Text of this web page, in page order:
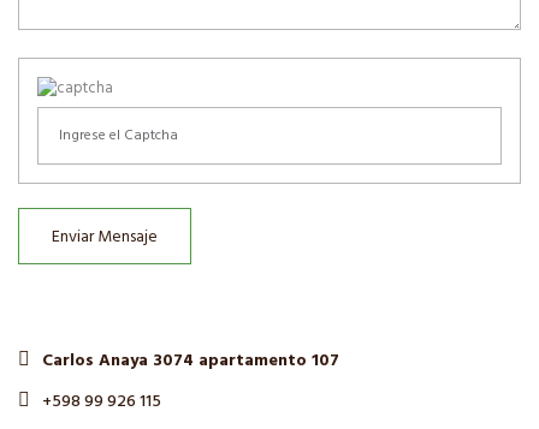
Enviar Mensaje
Carlos Anaya 3074 apartamento 107
+598 99 926 115